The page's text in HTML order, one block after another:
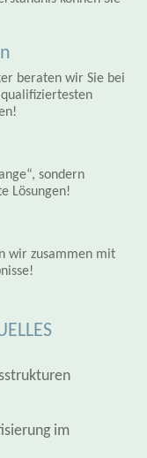
beraten wir Sie bei
sondern
Lösungen!
wir zusammen mit
im